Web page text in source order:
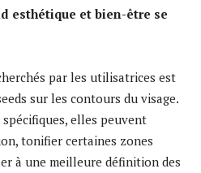
esthétique et bien-être se
par les utilisatrices est
sur les contours du visage.
elles peuvent
tonifier certaines zones
à une meilleure définition des